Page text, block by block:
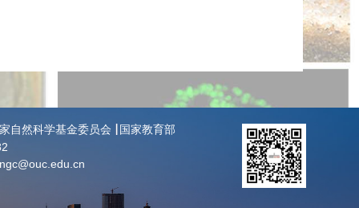
自然科学基金委员会
国家教育部